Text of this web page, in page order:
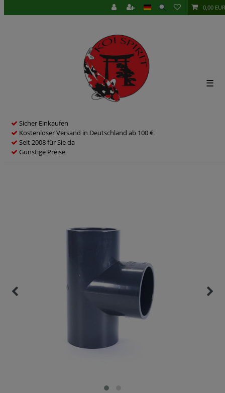
0,00 EUR
Sicher Einkaufen
Kostenloser Versand in Deutschland ab 100 €
Seit 2008 für Sie da
Günstige Preise
☰